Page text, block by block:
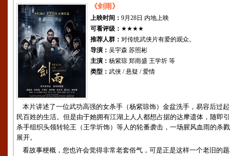
《剑雨》
上映时间： 9月28日 内地上映
可看评级： ★★★★
推荐人群： 对传统武侠片有爱的观众。
导演： 吴宇森 苏照彬
主演： 杨紫琼 郑雨盛 王学圻 等
类型： 武侠 / 悬疑 / 爱情
本片讲述了一位武功高强的女杀手（杨紫琼饰）金盆洗手，易容后过
民百姓的生活。但是由于她拥有江湖上人人都想占据的达摩遗体，随即
杀手组织头领转轮王（王学圻饰）等人的轮番袭击，一场腥风血雨的杀
展开。
看故事梗概，您也许会觉得非常老套俗气，可是正是这样一个老旧的